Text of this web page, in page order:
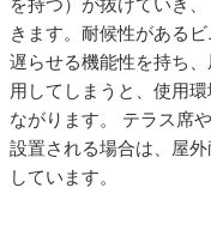
を持つ）が抜けていき
きます。耐候性がある
遅らせる機能性を持ち
用してしまうと、使用
ながります。 テラス席
設置される場合は、屋
しています。